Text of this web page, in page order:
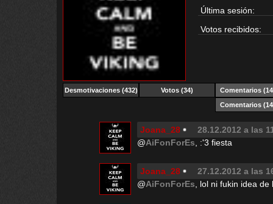
Última sesión:
Votos recibidos:
Desmotivaciones (432) Votos (34) Comentarios
Comentarios
Joana_28
28.12.2012 a las
@AiFonForEs , :'3 fiesta
Joana_28
27.12.2012 a las
@AiFonForEs , lol ni fukin idea